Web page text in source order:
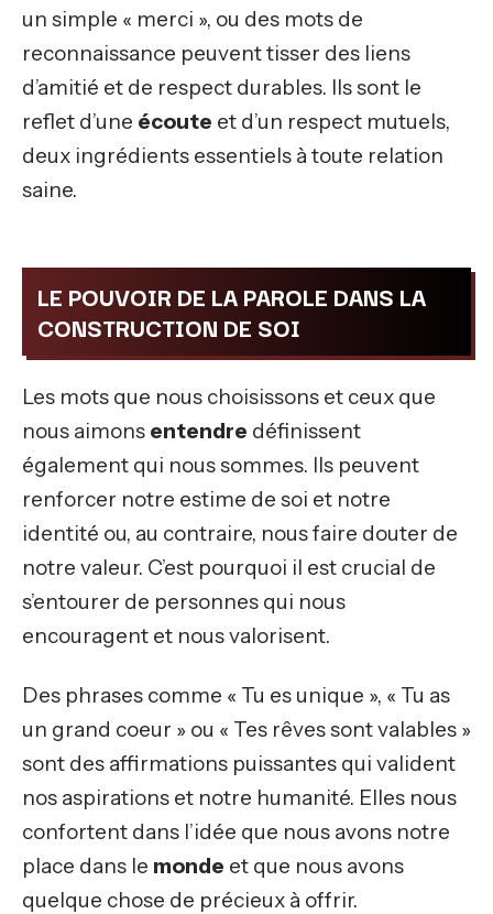
un simple « merci », ou des mots de
reconnaissance peuvent tisser des liens
d’amitié et de respect durables. Ils sont le
reflet d’une écoute et d’un respect mutuels,
deux ingrédients essentiels à toute relation
saine.
LE POUVOIR DE LA PAROLE DANS LA
CONSTRUCTION DE SOI
Les mots que nous choisissons et ceux que
nous aimons entendre définissent
également qui nous sommes. Ils peuvent
renforcer notre estime de soi et notre
identité ou, au contraire, nous faire douter de
notre valeur. C’est pourquoi il est crucial de
s’entourer de personnes qui nous
encouragent et nous valorisent.
Des phrases comme « Tu es unique », « Tu as
un grand coeur » ou « Tes rêves sont valables »
sont des affirmations puissantes qui valident
nos aspirations et notre humanité. Elles nous
confortent dans l’idée que nous avons notre
place dans le monde et que nous avons
quelque chose de précieux à offrir.